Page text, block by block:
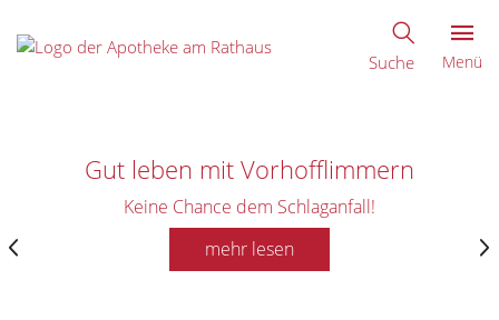
Suche Menü
Gut leben mit Vorhofflimmern
Keine Chance dem Schlaganfall!
mehr lesen